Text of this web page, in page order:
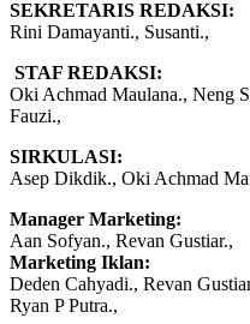
SEKRETARIS REDAKSI:
Rini Damayanti., Susanti.,
STAF REDAKSI:
Oki Achmad Maulana., Neng
Fauzi.,
SIRKULASI:
Asep Dikdik., Oki Achmad
Manager Marketing:
Aan Sofyan., Revan Gustiar.,
Marketing Iklan:
Deden Cahyadi., Revan
Ryan P Putra.,